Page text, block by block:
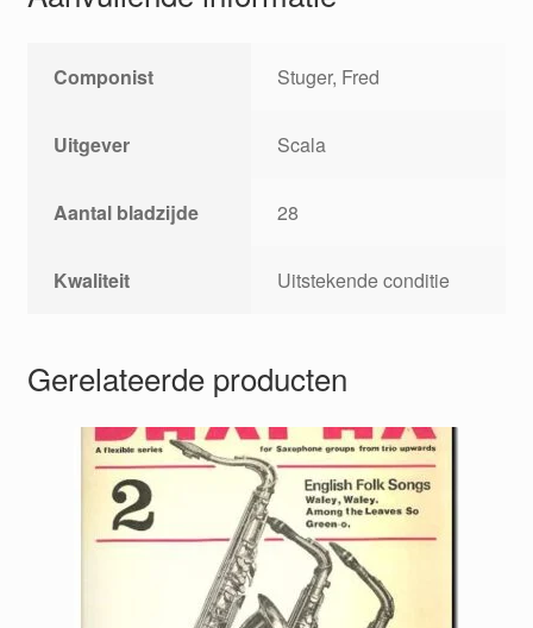
Componist Stuger, Fred
Uitgever Scala
Aantal bladzijde 28
Kwaliteit Uitstekende conditie
Gerelateerde producten